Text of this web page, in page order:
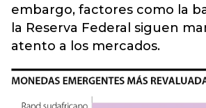
embargo, factores como la
la Reserva Federal siguen
atento a los mercados.